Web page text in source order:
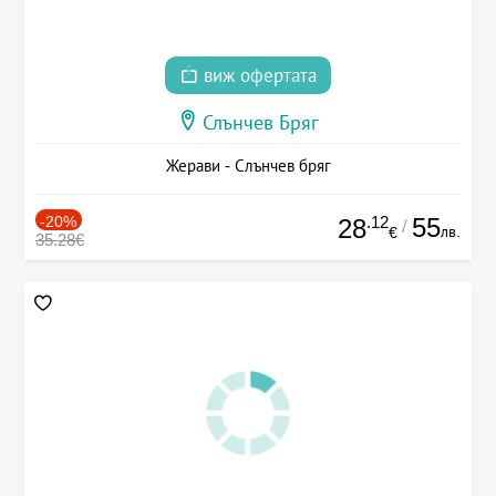
виж офертата
Слънчев Бряг
Жерави - Слънчев бряг
-20%
35.28€ 28.12
€ / 55лв.